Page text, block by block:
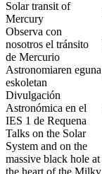
Solar transit of
Mercury
Observa con
nosotros el tránsito
de Mercurio
Astronomiaren eguna
eskoletan
Divulgación
Astronómica en el
IES 1 de Requena
Talks on the Solar
System and on the
massive black hole at
the heart of the Milky